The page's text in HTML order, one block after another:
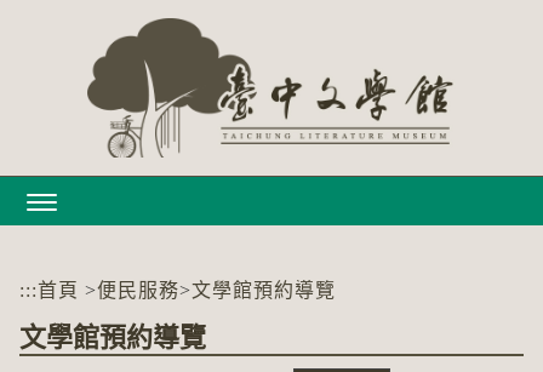
:::首頁 >便民服務>文學館預約導覽
文學館預約導覽